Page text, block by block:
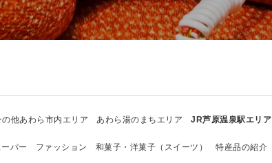
の他あわら市内エリア あわら湯のまちエリア JR芦原温泉駅エリア
ーパー ファッション 和菓子・洋菓子（スイーツ） 特産品の紹介